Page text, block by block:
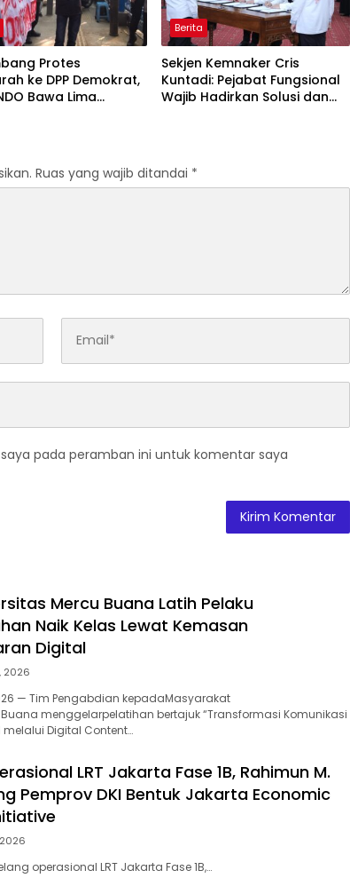
Protes
ke DPP Demokrat,
Bawa Lima
Berita
Sekjen Kemnaker Cris
Kuntadi: Pejabat Fungsional
Wajib Hadirkan Solusi dan
Ruas yang wajib ditandai *
pada peramban ini untuk komentar saya
Mercu Buana Latih Pelaku
Naik Kelas Lewat Kemasan
Digital
2026
— Tim Pengabdian kepadaMasyarakat
Buana menggelarpelatihan bertajuk “Transformasi Komunikasi
melalui Digital Content…
LRT Jakarta Fase 1B, Rahimun M.
Pemprov DKI Bentuk Jakarta Economic
operasional LRT Jakarta Fase 1B,…